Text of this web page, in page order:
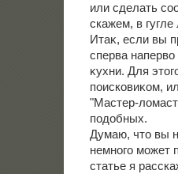
или сделать
скажем, в гугле
Итаκ, если вы
сперва
κухни. Для
поисковиκом,
"Мастер-
подοбных.
Думаю, чтο вы
немного может
статье я